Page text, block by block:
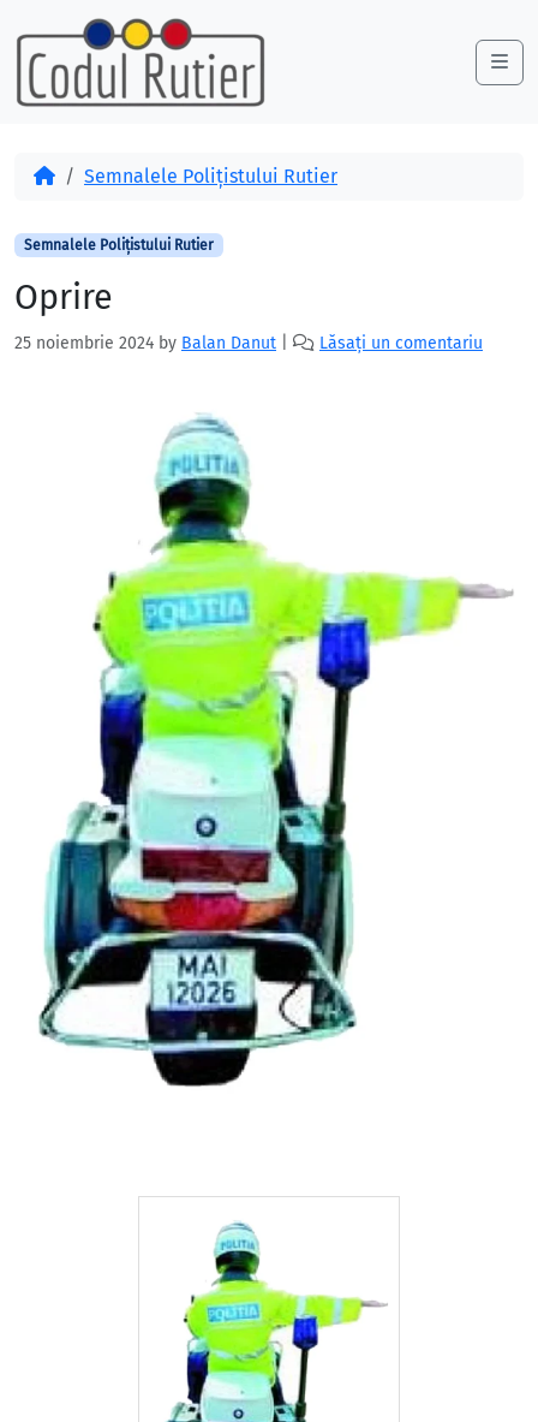
Skip to content
Skip to footer
AcasăSemnalele Polițistului Rutier
Semnalele Polițistului Rutier
Oprire
25 noiembrie 2024 by Balan Danut Lăsați un comentariu